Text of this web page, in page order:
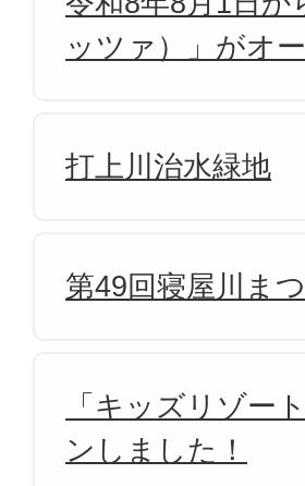
ッツァ）」がオ
打上川治水緑地
第49回寝屋川ま
「キッズリゾー
ンしました！